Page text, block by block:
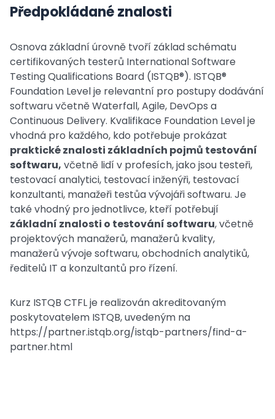
Předpokládané znalosti
Osnova základní úrovně tvoří základ schématu
certifikovaných testerů International Software
Testing Qualifications Board (ISTQB®). ISTQB®
Foundation Level je relevantní pro postupy dodávání
softwaru včetně Waterfall, Agile, DevOps a
Continuous Delivery. Kvalifikace Foundation Level je
vhodná pro každého, kdo potřebuje prokázat
praktické znalosti základních pojmů testování
softwaru, včetně lidí v profesích, jako jsou testeři,
testovací analytici, testovací inženýři, testovací
konzultanti, manažeři testůa vývojáři softwaru. Je
také vhodný pro jednotlivce, kteří potřebují
základní znalosti o testování softwaru, včetně
projektových manažerů, manažerů kvality,
manažerů vývoje softwaru, obchodních analytiků,
ředitelů IT a konzultantů pro řízení.
Kurz ISTQB CTFL je realizován akreditovaným
poskytovatelem ISTQB, uvedeným na
https://partner.istqb.org/istqb-partners/find-a-
partner.html